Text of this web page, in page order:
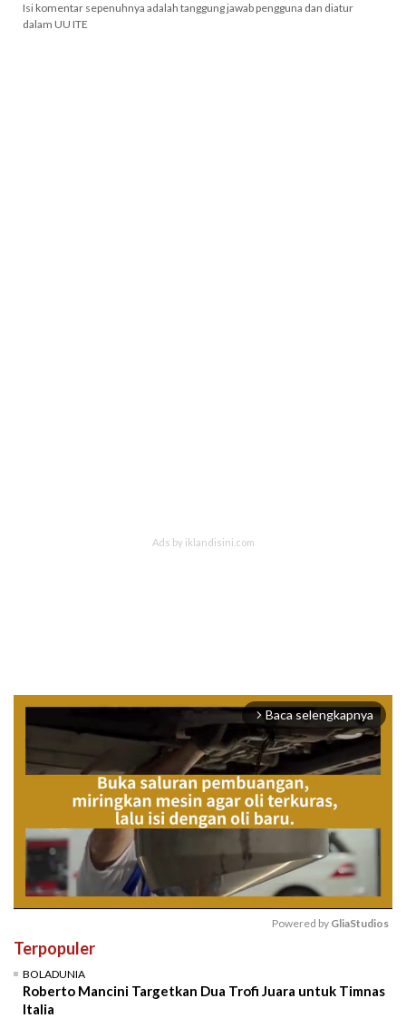
Isi komentar sepenuhnya adalah tanggung jawab pengguna dan diatur
dalam UU ITE
arrow_forward_ios Baca selengkapnya
Powered by GliaStudios
Terpopuler
BOLADUNIA
Roberto Mancini Targetkan Dua Trofi Juara untuk Timnas
Italia